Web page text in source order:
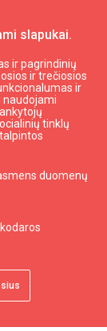
slapukai.
ir pagrindinių
ir trečiosios
ir
naudojami
tinklų
duomenų
Į viršų expand_less